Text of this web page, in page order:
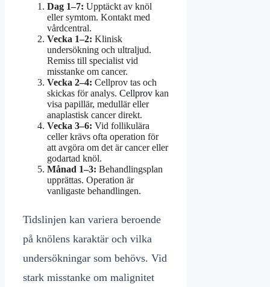
Dag 1–7: Upptäckt av knöl
eller symtom. Kontakt med
vårdcentral.
Vecka 1–2: Klinisk
undersökning och ultraljud.
Remiss till specialist vid
misstanke om cancer.
Vecka 2–4: Cellprov tas och
skickas för analys. Cellprov kan
visa papillär, medullär eller
anaplastisk cancer direkt.
Vecka 3–6: Vid follikulära
celler krävs ofta operation för
att avgöra om det är cancer eller
godartad knöl.
Månad 1–3: Behandlingsplan
upprättas. Operation är
vanligaste behandlingen.
Tidslinjen kan variera beroende
på knölens karaktär och vilka
undersökningar som behövs. Vid
stark misstanke om malignitet